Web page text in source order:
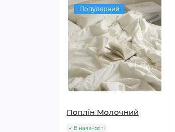
Популярний
Поплін Молочний
В наявності